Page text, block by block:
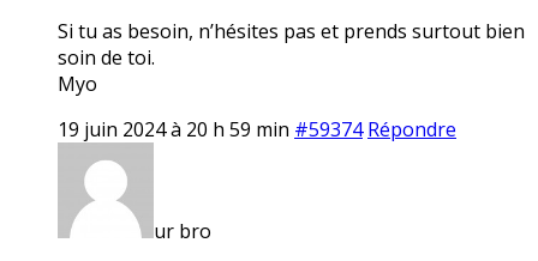
Si tu as besoin, n’hésites pas et prends surtout bien
soin de toi.
Myo
19 juin 2024 à 20 h 59 min #59374 Répondre
ur bro